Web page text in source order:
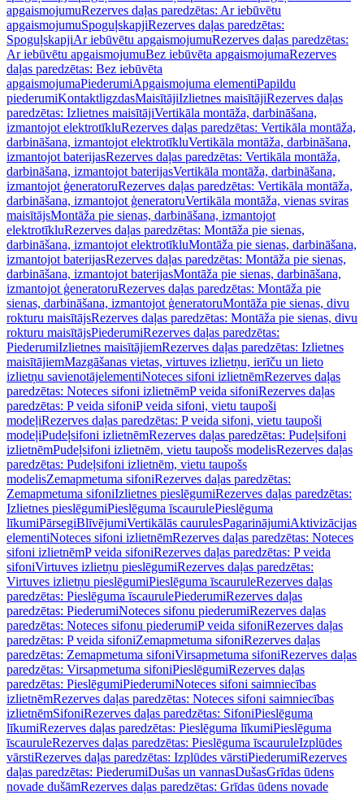
apgaismojumuRezerves daļas paredzētas: Ar iebūvētu
apgaismojumuSpoguļskapjiRezerves daļas paredzētas:
SpoguļskapjiAr iebūvētu apgaismojumuRezerves daļas paredzētas:
Ar iebūvētu apgaismojumuBez iebūvēta apgaismojumaRezerves
daļas paredzētas: Bez iebūvēta
apgaismojumaPiederumiApgaismojuma elementiPapildu
piederumiKontaktligzdasMaisītājiIzlietnes maisītājiRezerves daļas
paredzētas: Izlietnes maisītājiVertikāla montāža, darbināšana,
izmantojot elektrotīkluRezerves daļas paredzētas: Vertikāla montāža,
darbināšana, izmantojot elektrotīkluVertikāla montāža, darbināšana,
izmantojot baterijasRezerves daļas paredzētas: Vertikāla montāža,
darbināšana, izmantojot baterijasVertikāla montāža, darbināšana,
izmantojot ģeneratoruRezerves daļas paredzētas: Vertikāla montāža,
darbināšana, izmantojot ģeneratoruVertikāla montāža, vienas sviras
maisītājsMontāža pie sienas, darbināšana, izmantojot
elektrotīkluRezerves daļas paredzētas: Montāža pie sienas,
darbināšana, izmantojot elektrotīkluMontāža pie sienas, darbināšana,
izmantojot baterijasRezerves daļas paredzētas: Montāža pie sienas,
darbināšana, izmantojot baterijasMontāža pie sienas, darbināšana,
izmantojot ģeneratoruRezerves daļas paredzētas: Montāža pie
sienas, darbināšana, izmantojot ģeneratoruMontāža pie sienas, divu
rokturu maisītājsRezerves daļas paredzētas: Montāža pie sienas, divu
rokturu maisītājsPiederumiRezerves daļas paredzētas:
PiederumiIzlietnes maisītājiemRezerves daļas paredzētas: Izlietnes
maisītājiemMazgāšanas vietas, virtuves izlietņu, ierīču un lieto
izlietņu savienotājelementiNoteces sifoni izlietnēmRezerves daļas
paredzētas: Noteces sifoni izlietnēmP veida sifoniRezerves daļas
paredzētas: P veida sifoniP veida sifoni, vietu taupoši
modeļiRezerves daļas paredzētas: P veida sifoni, vietu taupoši
modeļiPudeļsifoni izlietnēmRezerves daļas paredzētas: Pudeļsifoni
izlietnēmPudeļsifoni izlietnēm, vietu taupošs modelisRezerves daļas
paredzētas: Pudeļsifoni izlietnēm, vietu taupošs
modelisZemapmetuma sifoniRezerves daļas paredzētas:
Zemapmetuma sifoniIzlietnes pieslēgumiRezerves daļas paredzētas:
Izlietnes pieslēgumiPieslēguma īscaurulePieslēguma
līkumiPārsegiBlīvējumiVertikālās caurulesPagarinājumiAktivizācijas
elementiNoteces sifoni izlietnēmRezerves daļas paredzētas: Noteces
sifoni izlietnēmP veida sifoniRezerves daļas paredzētas: P veida
sifoniVirtuves izlietņu pieslēgumiRezerves daļas paredzētas:
Virtuves izlietņu pieslēgumiPieslēguma īscauruleRezerves daļas
paredzētas: Pieslēguma īscaurulePiederumiRezerves daļas
paredzētas: PiederumiNoteces sifonu piederumiRezerves daļas
paredzētas: Noteces sifonu piederumiP veida sifoniRezerves daļas
paredzētas: P veida sifoniZemapmetuma sifoniRezerves daļas
paredzētas: Zemapmetuma sifoniVirsapmetuma sifoniRezerves daļas
paredzētas: Virsapmetuma sifoniPieslēgumiRezerves daļas
paredzētas: PieslēgumiPiederumiNoteces sifoni saimniecības
izlietnēmRezerves daļas paredzētas: Noteces sifoni saimniecības
izlietnēmSifoniRezerves daļas paredzētas: SifoniPieslēguma
līkumiRezerves daļas paredzētas: Pieslēguma līkumiPieslēguma
īscauruleRezerves daļas paredzētas: Pieslēguma īscauruleIzplūdes
vārstiRezerves daļas paredzētas: Izplūdes vārstiPiederumiRezerves
daļas paredzētas: PiederumiDušas un vannasDušasGrīdas ūdens
novade dušāmRezerves daļas paredzētas: Grīdas ūdens novade